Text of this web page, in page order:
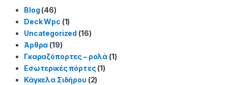
Blog (46)
Deck Wpc (1)
Uncategorized (16)
Άρθρα (19)
Γκαραζόπορτες – ρολά (1)
Εσωτερικές πόρτες(1)
Κάγκελα Σιδήρου (2)